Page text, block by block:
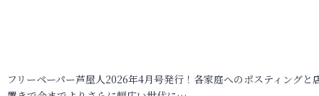
フリーペーパー芦屋人2026年4月号発行！各家庭へのポスティングと